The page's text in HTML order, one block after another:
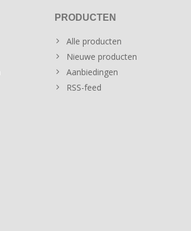
PRODUCTEN
Alle producten
Nieuwe producten
Aanbiedingen
RSS-feed